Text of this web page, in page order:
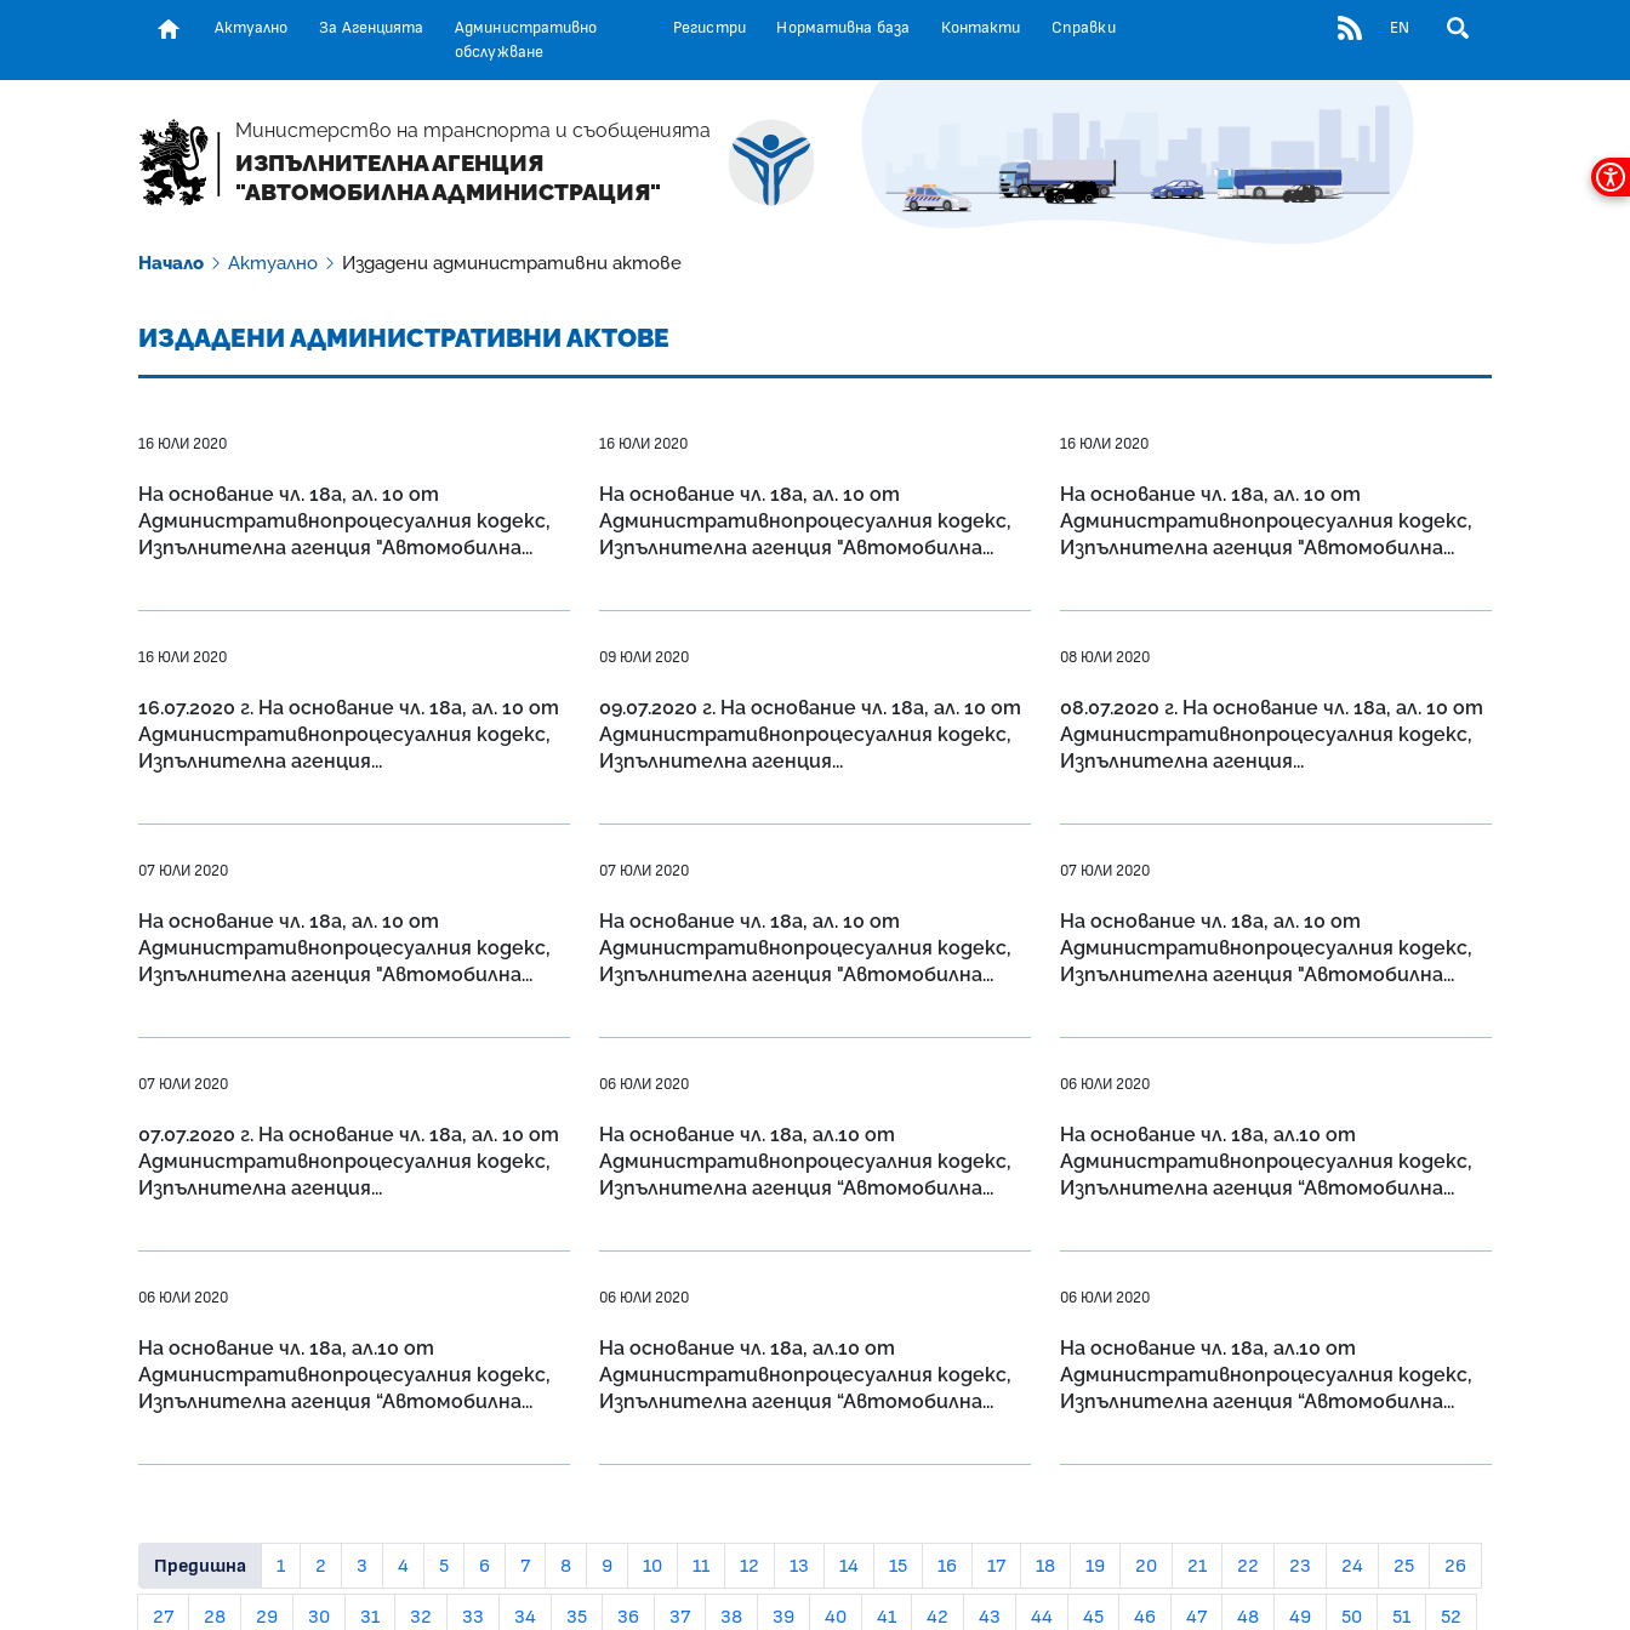
Актуално За Агенцията
Административно
обслужване
Регистри Нормативна база Контакти Справки RSS EN ОТВОРИ ПОЛЕ ЗА
Министерство на транспорта и съобщенията
ИЗПЪЛНИТЕЛНА АГЕНЦИЯ
"АВТОМОБИЛНА АДМИНИСТРАЦИЯ"
Начало Актуално Издадени административни актове
ИЗДАДЕНИ АДМИНИСТРАТИВНИ АКТОВЕ
16 ЮЛИ 2020
На основание чл. 18а, ал. 10 от
Административнопроцесуалния кодекс,
Изпълнителна агенция "Автомобилна...
16 ЮЛИ 2020
На основание чл. 18а, ал. 10 от
Административнопроцесуалния кодекс,
Изпълнителна агенция "Автомобилна...
16 ЮЛИ 2020
На основание чл. 18а, ал. 10 от
Административнопроцесуалния кодекс,
Изпълнителна агенция "Автомобилна...
16 ЮЛИ 2020
16.07.2020 г. На основание чл. 18a, ал. 10 от
Административнопроцесуалния кодекс,
Изпълнителна агенция...
09 ЮЛИ 2020
09.07.2020 г. На основание чл. 18a, ал. 10 от
Административнопроцесуалния кодекс,
Изпълнителна агенция...
08 ЮЛИ 2020
08.07.2020 г. На основание чл. 18а, ал. 10 от
Административнопроцесуалния кодекс,
Изпълнителна агенция...
07 ЮЛИ 2020
На основание чл. 18a, ал. 10 от
Административнопроцесуалния кодекс,
Изпълнителна агенция "Автомобилна...
07 ЮЛИ 2020
На основание чл. 18a, ал. 10 от
Административнопроцесуалния кодекс,
Изпълнителна агенция "Автомобилна...
07 ЮЛИ 2020
На основание чл. 18a, ал. 10 от
Административнопроцесуалния кодекс,
Изпълнителна агенция "Автомобилна...
07 ЮЛИ 2020
07.07.2020 г. На основание чл. 18a, ал. 10 от
Административнопроцесуалния кодекс,
Изпълнителна агенция...
06 ЮЛИ 2020
На основание чл. 18а, ал.10 от
Административнопроцесуалния кодекс,
Изпълнителна агенция “Автомобилна...
06 ЮЛИ 2020
На основание чл. 18а, ал.10 от
Административнопроцесуалния кодекс,
Изпълнителна агенция “Автомобилна...
06 ЮЛИ 2020
На основание чл. 18а, ал.10 от
Административнопроцесуалния кодекс,
Изпълнителна агенция “Автомобилна...
06 ЮЛИ 2020
На основание чл. 18а, ал.10 от
Административнопроцесуалния кодекс,
Изпълнителна агенция “Автомобилна...
06 ЮЛИ 2020
На основание чл. 18а, ал.10 от
Административнопроцесуалния кодекс,
Изпълнителна агенция “Автомобилна...
Предишна 1 2 3 4 5 6 7 8 9 10 11 12 13 14 15 16 17 18 19 20 21 22 23 24 25 26
27 28 29 30 31 32 33 34 35 36 37 38 39 40 41 42 43 44 45 46 47 48 49 50 51 52